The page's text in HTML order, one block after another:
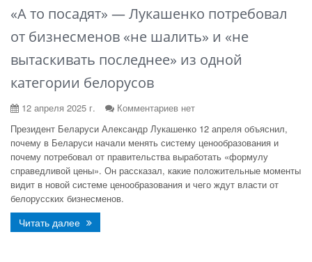
«А то посадят» — Лукашенко потребовал
от бизнесменов «не шалить» и «не
вытаскивать последнее» из одной
категории белорусов
12 апреля 2025 г.
Комментариев нет
Президент Беларуси Александр Лукашенко 12 апреля объяснил,
почему в Беларуси начали менять систему ценообразования и
почему потребовал от правительства выработать «формулу
справедливой цены». Он рассказал, какие положительные моменты
видит в новой системе ценообразования и чего ждут власти от
белорусских бизнесменов.
Читать далее